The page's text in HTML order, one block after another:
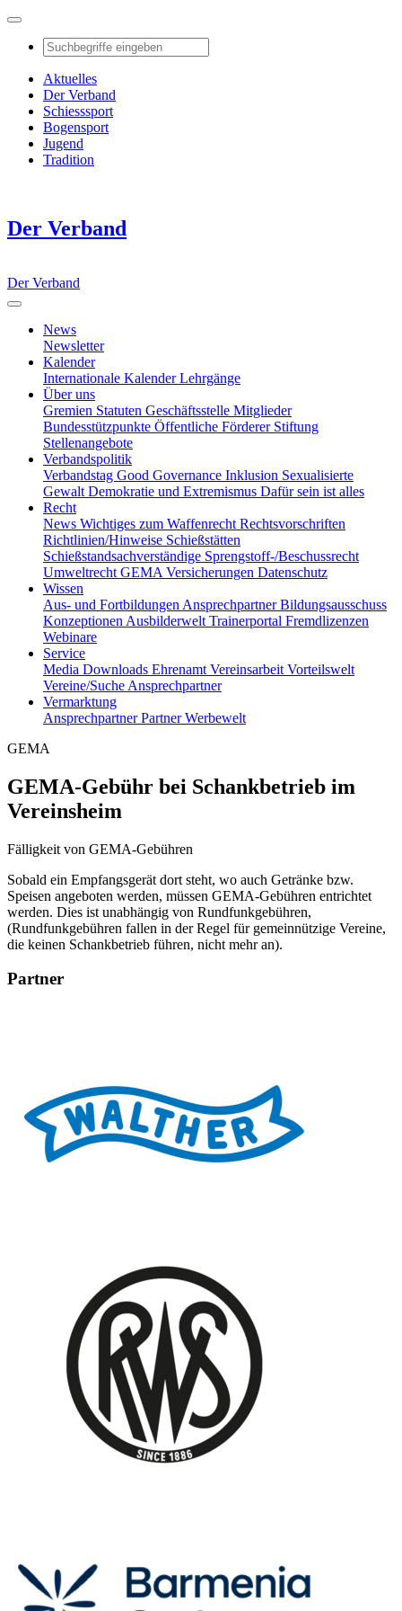
Aktuelles
Der Verband
Schiesssport
Bogensport
Jugend
Tradition
Der Verband
Der Verband
News
Newsletter
Kalender
Internationale KalenderLehrgänge
Über uns
Gremien Statuten Geschäftsstelle Mitglieder
Bundesstützpunkte Öffentliche Förderer Stiftung
Stellenangebote
Verbandspolitik
Verbandstag Good Governance Inklusion Sexualisierte
Gewalt Demokratie und Extremismus Dafür sein ist alles
Recht
News Wichtiges zum Waffenrecht Rechtsvorschriften
Richtlinien/Hinweise Schießstätten
Schießstandsachverständige Sprengstoff-/Beschussrecht
Umweltrecht GEMA Versicherungen Datenschutz
Wissen
Aus- und Fortbildungen AnsprechpartnerBildungsausschuss
Konzeptionen Ausbilderwelt Trainerportal Fremdlizenzen
Webinare
Service
Media Downloads Ehrenamt Vereinsarbeit Vorteilswelt
Vereine/Suche Ansprechpartner
Vermarktung
AnsprechpartnerPartnerWerbewelt
GEMA
GEMA-Gebühr bei Schankbetrieb im
Vereinsheim
Fälligkeit von GEMA-Gebühren
Sobald ein Empfangsgerät dort steht, wo auch Getränke bzw.
Speisen angeboten werden, müssen GEMA-Gebühren entrichtet
werden. Dies ist unabhängig von Rundfunkgebühren,
(Rundfunkgebühren fallen in der Regel für gemeinnützige Vereine,
die keinen Schankbetrieb führen, nicht mehr an).
Partner